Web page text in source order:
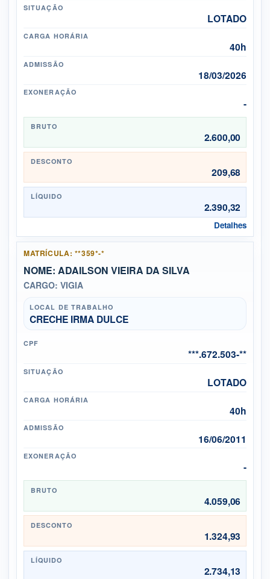
SITUAÇÃO
LOTADO
CARGA HORÁRIA
40h
ADMISSÃO
18/03/2026
EXONERAÇÃO
-
BRUTO
2.600,00
DESCONTO
209,68
LÍQUIDO
2.390,32
Detalhes
MATRÍCULA: **359*-*
NOME: ADAILSON VIEIRA DA SILVA
CARGO: VIGIA
LOCAL DE TRABALHO
CRECHE IRMA DULCE
CPF
***.672.503-**
SITUAÇÃO
LOTADO
CARGA HORÁRIA
40h
ADMISSÃO
16/06/2011
EXONERAÇÃO
-
BRUTO
4.059,06
DESCONTO
1.324,93
LÍQUIDO
2.734,13